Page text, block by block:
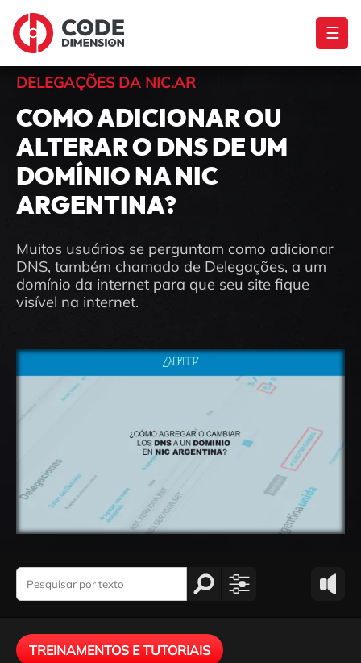
☰
DELEGAÇÕES DA NIC.AR
COMO ADICIONAR OU
ALTERAR O DNS DE UM
DOMÍNIO NA NIC
ARGENTINA?
Muitos usuários se perguntam como adicionar
DNS, também chamado de Delegações, a um
domínio da internet para que seu site fique
visível na internet.
TREINAMENTOS E TUTORIAIS